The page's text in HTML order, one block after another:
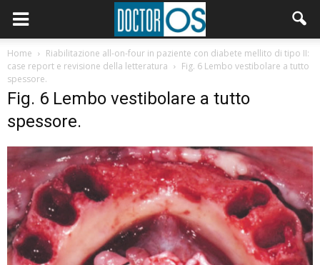
Home
Riabilitazione all-on-four in paziente con diabete mellito di tipo II:
case report e revisione della letteratura
Fig. 6 Lembo vestibolare a tutto
spessore.
Fig. 6 Lembo vestibolare a tutto
spessore.